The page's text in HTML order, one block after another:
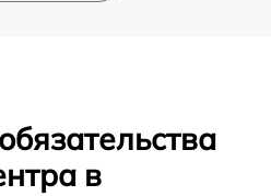
в